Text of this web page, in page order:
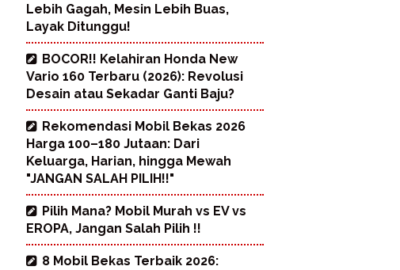
Lebih Gagah, Mesin Lebih Buas,
Layak Ditunggu!
BOCOR!! Kelahiran Honda New
Vario 160 Terbaru (2026): Revolusi
Desain atau Sekadar Ganti Baju?
Rekomendasi Mobil Bekas 2026
Harga 100–180 Jutaan: Dari
Keluarga, Harian, hingga Mewah
"JANGAN SALAH PILIH!!"
Pilih Mana? Mobil Murah vs EV vs
EROPA, Jangan Salah Pilih !!
8 Mobil Bekas Terbaik 2026: